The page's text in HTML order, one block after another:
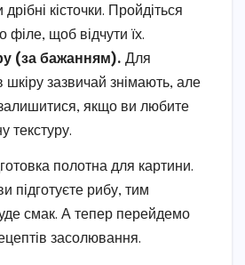
кісточки. Пройдіться
філе, щоб відчути їх.
(за бажанням). Для
шкіру зазвичай знімають, але
якщо ви любите
текстуру.
полотна для картини.
підготуєте рибу, тим
смак. А тепер перейдемо
засолювання.